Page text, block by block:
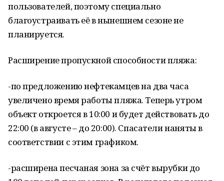
пользователей, поэтому специально
благоустраивать её в нынешнем сезоне не
планируется.
Расширение пропускной способности пляжа:
-по предложению нефтекамцев на два часа
увеличено время работы пляжа. Теперь утром
объект откроется в 10:00 и будет действовать до
22:00 (в августе – до 20:00). Спасатели наняты в
соответствии с этим графиком.
-расширена песчаная зона за счёт вырубки до